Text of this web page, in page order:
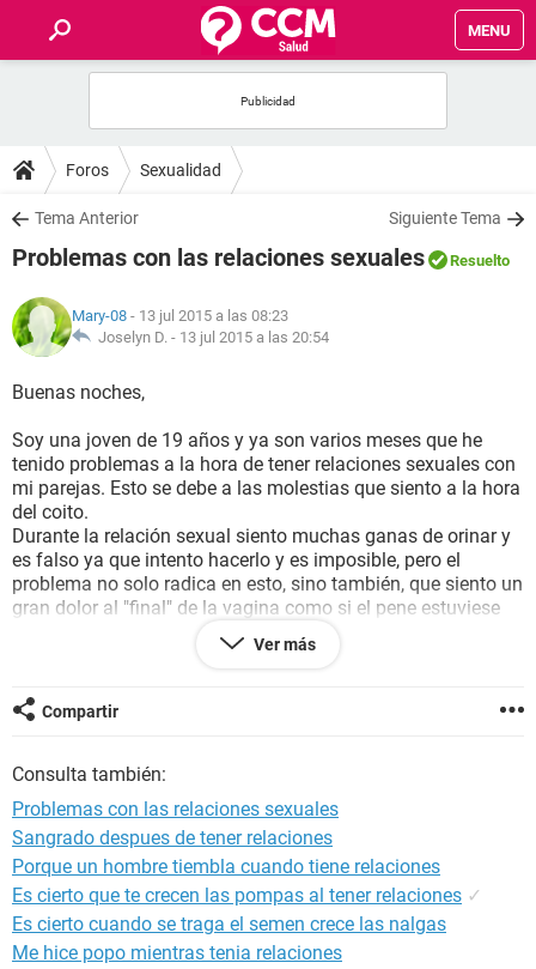
MENU
FOROS
SALUD
NUTRICIÓN
BIENESTAR
SEXUALIDAD
GLOSARIO
Foros Sexualidad
Tema Anterior Siguiente Tema
Problemas con las relaciones sexuales Resuelto
Mary-08 - 13 jul 2015 a las 08:23
Joselyn D. - 13 jul 2015 a las 20:54
Buenas noches,
Soy una joven de 19 años y ya son varios meses que he
tenido problemas a la hora de tener relaciones sexuales con
mi parejas. Esto se debe a las molestias que siento a la hora
del coito.
Durante la relación sexual siento muchas ganas de orinar y
es falso ya que intento hacerlo y es imposible, pero el
problema no solo radica en esto, sino también, que siento un
gran dolor al "final" de la vagina como si el pene estuviese
pegando en algo y este dolor se desplaza hasta el recto
haciéndose imposible poder mantener la relación sexual.
las relaciones sexuales, ha conllevado a eliminar mi deseo
sexual.
este problema.
Ver más
Compartir
Consulta también:
Problemas con las relaciones sexuales
Sangrado despues de tener relaciones
Porque un hombre tiembla cuando tiene relaciones
Es cierto que te crecen las pompas al tener relaciones ✓
Es cierto cuando se traga el semen crece las nalgas
Me hice popo mientras tenia relaciones